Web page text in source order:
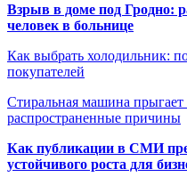
Взрыв в доме под Гродно:
человек в больнице
Как выбрать холодильник:
покупателей
Стиральная машина
распространенные причины
Как публикации в СМИ
устойчивого роста для